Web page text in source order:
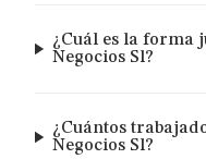
¿Cuál es la forma
Negocios Sl?
¿Cuántos
Negocios Sl?